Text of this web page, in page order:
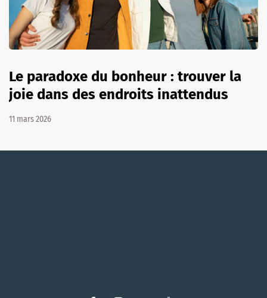
Le paradoxe du bonheur : trouver la
joie dans des endroits inattendus
11 mars 2026